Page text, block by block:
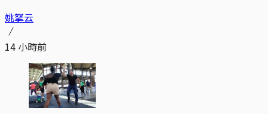
姚拏云
14 小時前